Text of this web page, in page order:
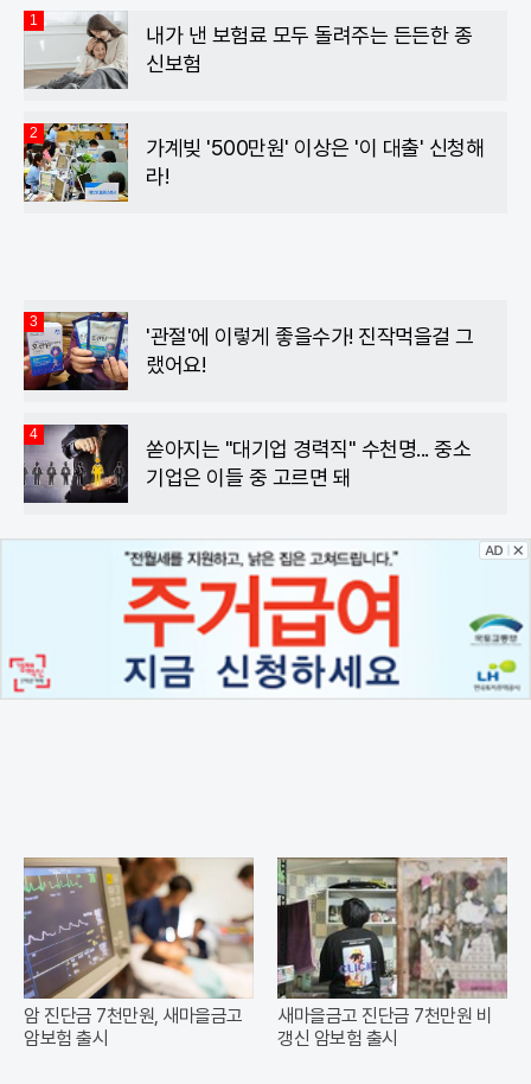
1
내가 낸 보험료 모두 돌려주는 든든한 종
신보험
2
가계빚 '500만원' 이상은 '이 대출' 신청해
라!
3
'관절'에 이렇게 좋을수가! 진작먹을걸 그
랬어요!
4
쏟아지는 "대기업 경력직" 수천명... 중소
기업은 이들 중 고르면 돼
암 진단금 7천만원, 새마을금고
암보험 출시
새마을금고 진단금 7천만원 비
갱신 암보험 출시